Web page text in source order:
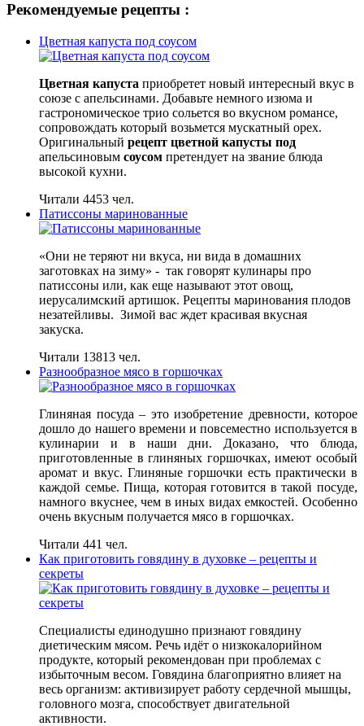
Рекомендуемые рецепты :
Цветная капуста под соусом
Цветная капуста приобретет новый интересный вкус в
союзе с апельсинами. Добавьте немного изюма и
гастрономическое трио сольется во вкусном романсе,
сопровождать который возьмется мускатный орех.
Оригинальный рецепт цветной капусты под
апельсиновым соусом претендует на звание блюда
высокой кухни.
Читали 4453 чел.
Патиссоны маринованные
«Они не теряют ни вкуса, ни вида в домашних
заготовках на зиму» - так говорят кулинары про
патиссоны или, как еще называют этот овощ,
иерусалимский артишок. Рецепты маринования плодов
незатейливы. Зимой вас ждет красивая вкусная
закуска.
Читали 13813 чел.
Разнообразное мясо в горшочках
Глиняная посуда – это изобретение древности, которое
дошло до нашего времени и повсеместно используется в
кулинарии и в наши дни. Доказано, что блюда,
приготовленные в глиняных горшочках, имеют особый
аромат и вкус. Глиняные горшочки есть практически в
каждой семье. Пища, которая готовится в такой посуде,
намного вкуснее, чем в иных видах емкостей. Особенно
очень вкусным получается мясо в горшочках.
Читали 441 чел.
Как приготовить говядину в духовке – рецепты и
секреты
Специалисты единодушно признают говядину
диетическим мясом. Речь идёт о низкокалорийном
продукте, который рекомендован при проблемах с
избыточным весом. Говядина благоприятно влияет на
весь организм: активизирует работу сердечной мышцы,
головного мозга, способствует двигательной
активности.